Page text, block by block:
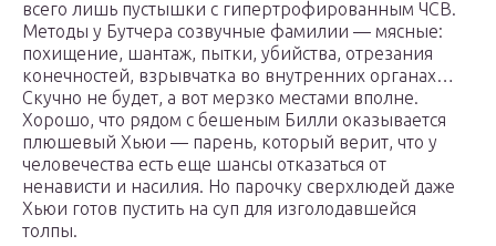
всего лишь пустышки с гипертрофированным ЧСВ.
Методы у Бутчера созвучные фамилии — мясные:
похищение, шантаж, пытки, убийства, отрезания
конечностей, взрывчатка во внутренних органах…
Скучно не будет, а вот мерзко местами вполне.
Хорошо, что рядом с бешеным Билли оказывается
плюшевый Хьюи — парень, который верит, что у
человечества есть еще шансы отказаться от
ненависти и насилия. Но парочку сверхлюдей даже
Хьюи готов пустить на суп для изголодавшейся
толпы.